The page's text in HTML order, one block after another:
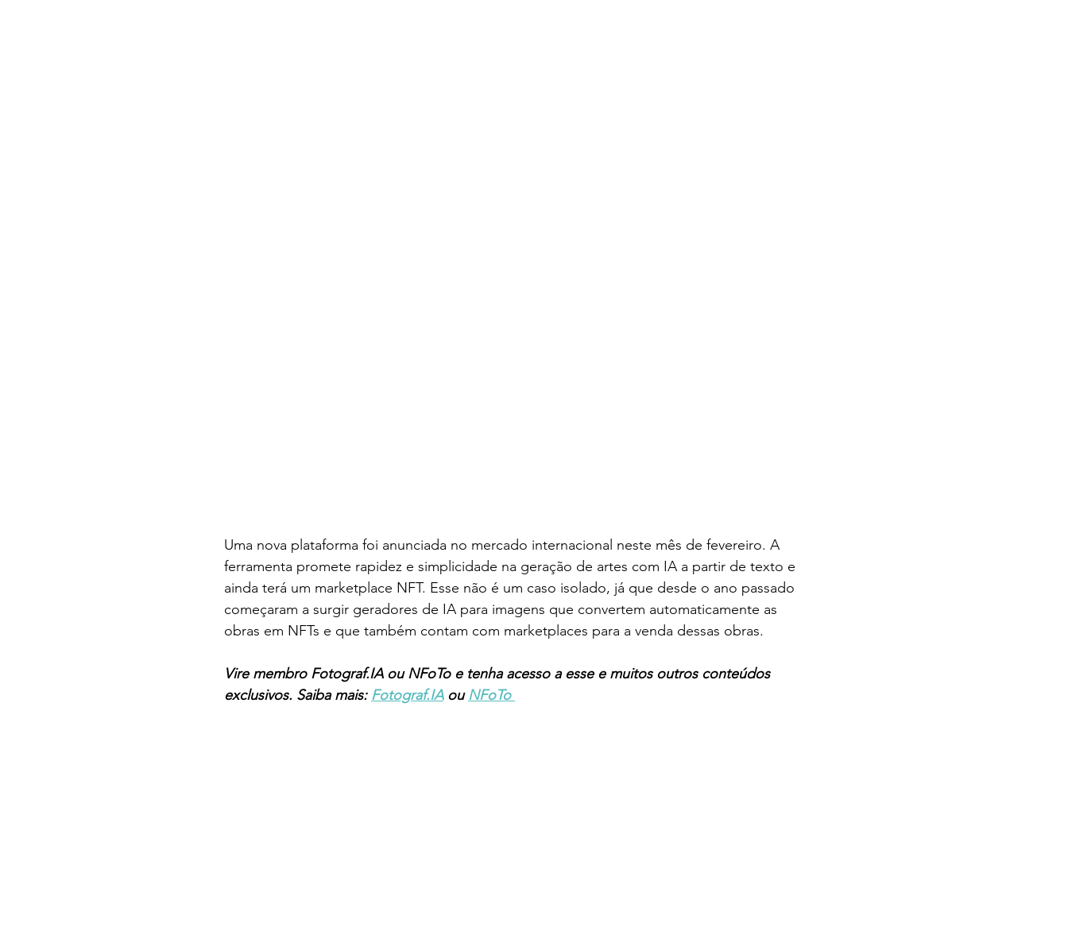
Uma nova plataforma foi anunciada no mercado internacional neste mês de fevereiro. A
ferramenta promete rapidez e simplicidade na geração de artes com IA a partir de texto e
ainda terá um marketplace NFT. Esse não é um caso isolado, já que desde o ano passado
começaram a surgir geradores de IA para imagens que convertem automaticamente as
obras em NFTs e que também contam com marketplaces para a venda dessas obras.
Vire membro Fotograf.IA ou NFoTo e tenha acesso a esse e muitos outros conteúdos
exclusivos. Saiba mais: Fotograf.IA ou NFoTo